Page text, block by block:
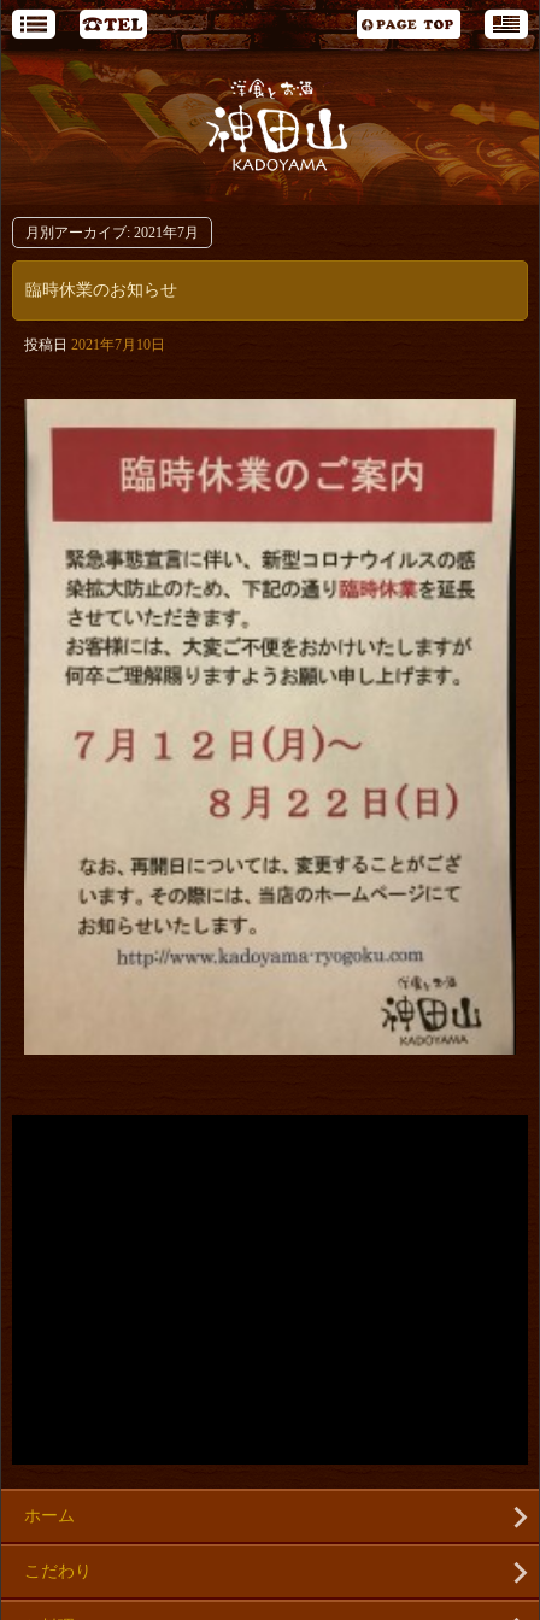
月別アーカイブ: 2021年7月
臨時休業のお知らせ
投稿日 2021年7月10日
ホーム
こだわり